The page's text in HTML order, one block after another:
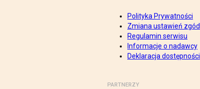
Polityka Prywatności
Zmiana ustawień zgód
Regulamin serwisu
Informacje o nadawcy
Deklaracja dostępności
PARTNERZY